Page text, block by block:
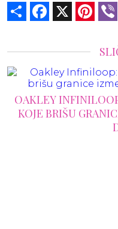
Share Facebook
OAKLEY
KOJE BRIŠU